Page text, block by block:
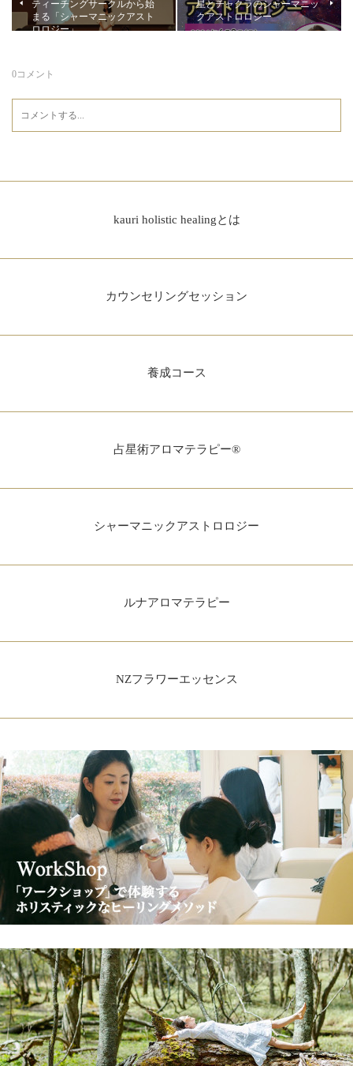
ティーチングサークルから始
まる「シャーマニックアスト
ロロジー」
星とチャクラのシャーマニッ
クアストロロジー
0コメント
kauri holistic healingとは
カウンセリングセッション
養成コース
占星術アロマテラピー®
シャーマニックアストロロジー
ルナアロマテラピー
NZフラワーエッセンス